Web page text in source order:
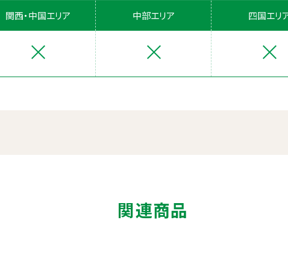
関西・中国エリア 中部エリア 四国エリ
関連商品